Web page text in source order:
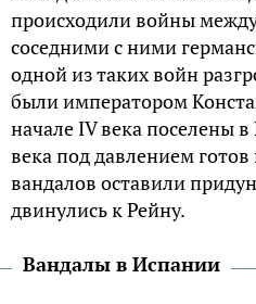
происходили войны
соседними с ними
одной из таких войн
были императором
начале IV века поселены
века под давлением
вандалов оставили
двинулись к Рейну.
Вандалы в Испании